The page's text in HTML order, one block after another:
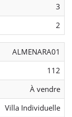
3
2
ALMENARA01
112
À vendre
Villa Individuelle